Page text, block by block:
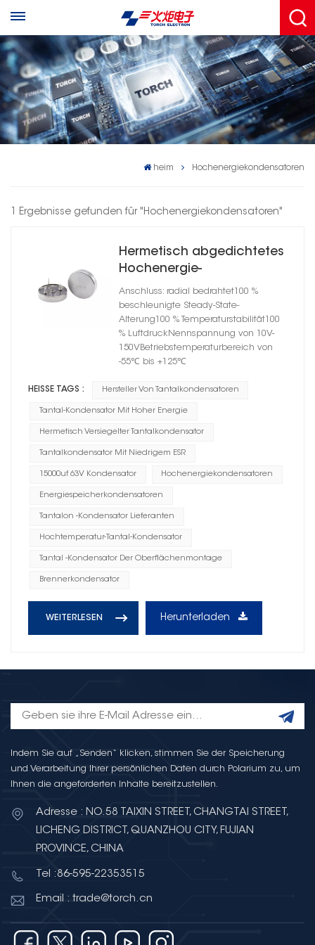
heim Hochenergiekondensatoren
1 Ergebnisse gefunden für "Hochenergiekondensatoren"
Hermetisch abgedichtetes
Hochenergie-
Tantalkondensator-
Zylindergehäuse A
Anschluss: radial bedrahtet100 %
beschleunigte Steady-State-
Alterung100 % Temperaturstabilität100
% LuftdruckNennspannung von 10V-
150VBetriebstemperaturbereich von
-55℃ bis +125℃
HEISSE TAGS : Hersteller Von Tantalkondensatoren
Tantal-Kondensator Mit Hoher Energie
Hermetisch Versiegelter Tantalkondensator
Tantalkondensator Mit Niedrigem ESR
15000uf 63V Kondensator Hochenergiekondensatoren
Energiespeicherkondensatoren
Tantalon -Kondensator Lieferanten
Hochtemperatur-Tantal-Kondensator
Tantal -Kondensator Der Oberflächenmontage
Brennerkondensator
WEITERLESEN Herunterladen
Indem Sie auf „Senden“ klicken, stimmen Sie der Speicherung
und Verarbeitung Ihrer persönlichen Daten durch Polarium zu, um
Ihnen die angeforderten Inhalte bereitzustellen.
Adresse : NO.58 TAIXIN STREET, CHANGTAI STREET,
LICHENG DISTRICT, QUANZHOU CITY, FUJIAN
PROVINCE, CHINA
Tel :86-595-22353515
Email : trade@torch.cn